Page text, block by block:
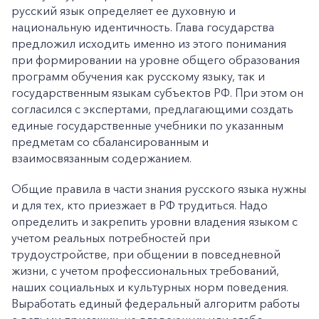
русский язык определяет ее духовную и
национальную идентичность. Глава государства
предложил исходить именно из этого понимания
при формировании на уровне общего образования
программ обучения как русскому языку, так и
государственным языкам субъектов РФ. При этом он
согласился с экспертами, предлагающими создать
единые государственные учебники по указанным
предметам со сбалансированным и
взаимосвязанным содержанием.
Общие правила в части знания русского языка нужны
и для тех, кто приезжает в РФ трудиться. Надо
определить и закрепить уровни владения языком с
учетом реальных потребностей при
трудоустройстве, при общении в повседневной
жизни, с учетом профессиональных требований,
наших социальных и культурных норм поведения.
Выработать единый федеральный алгоритм работы